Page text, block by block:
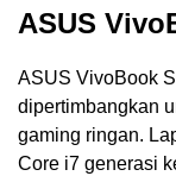
ASUS
ASUS VivoBook
dipertimbangkan
gaming ringan.
Core i7 generasi